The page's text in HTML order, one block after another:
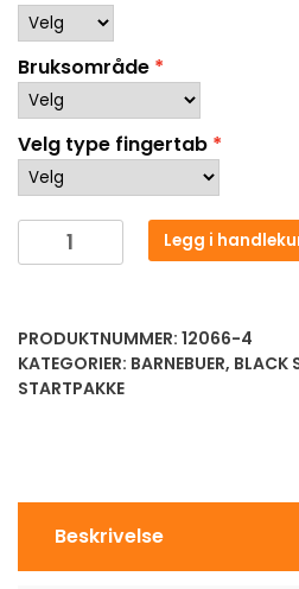
Bruksområde
Velg type fingertab
Legg i
PRODUKTNUMMER: 12066-4
KATEGORIER: BARNEBUER, BLACK
STARTPAKKE
Beskrivelse